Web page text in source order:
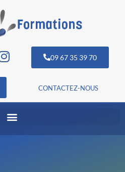
09 67 35 39 70
CONTACTEZ-NOUS